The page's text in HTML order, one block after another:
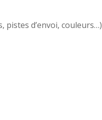
pistes d’envoi, couleurs…)